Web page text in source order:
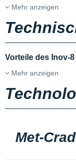
Mehr anzeigen
Vorteile des Inov-
Mehr anzeigen
Met-